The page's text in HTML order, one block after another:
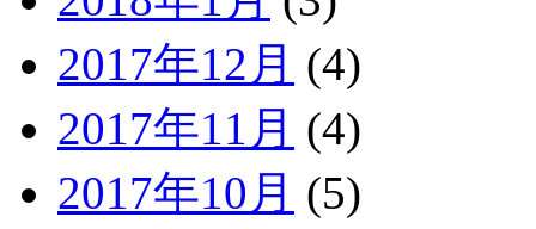
2017年12月 (4)
2017年11月 (4)
2017年10月 (5)